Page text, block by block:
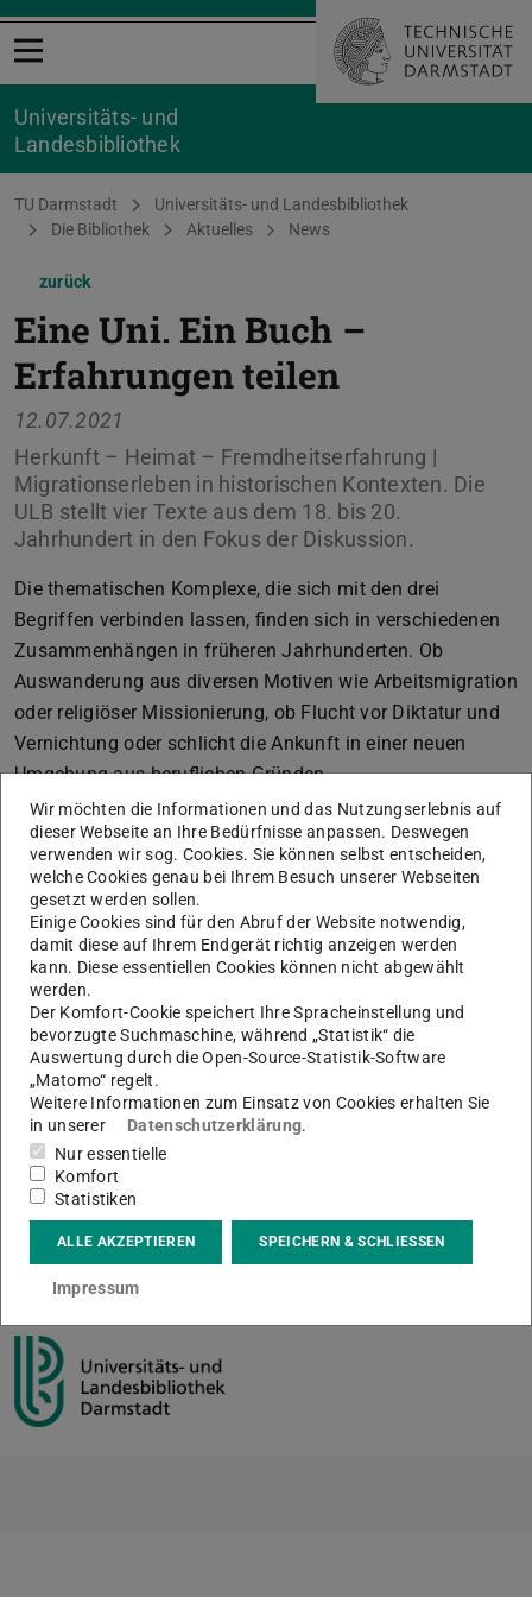
Menü öffnen
Universitäts- und
Landesbibliothek
Sie befinden sich hier:
TU Darmstadt
Universitäts- und Landesbibliothek
Die Bibliothek
Aktuelles News
zurück
Eine Uni. Ein Buch –
Erfahrungen teilen
12.07.2021
Herkunft – Heimat – Fremdheitserfahrung |
Migrationserleben in historischen Kontexten. Die
ULB stellt vier Texte aus dem 18. bis 20.
Jahrhundert in den Fokus der Diskussion.
Die thematischen Komplexe, die sich mit den drei
Begriffen verbinden lassen, finden sich in verschiedenen
Zusammenhängen in früheren Jahrhunderten. Ob
Auswanderung aus diversen Motiven wie Arbeitsmigration
oder religiöser Missionierung, ob Flucht vor Diktatur und
Vernichtung oder schlicht die Ankunft in einer neuen
Umgebung aus beruflichen Gründen.
Die historischen Dokumente, Berichte, Briefe und
Dichtungen, die die ULB aus ihren Sammlungen als
Beiträge zur Aktion „Eine Uni. Ein Buch.“ beisteuert,
möchten zur Spiegelung, Auseinandersetzung und
Diskussion mit dem ‚Leitroman‘ oder eigenen Erlebnissen
und Reflektionen anregen.
Mit der Präsentation der
vier unterschiedlichen Texte
über persönliche Erfahrungen mit dem Verlust der Heimat
und Konfrontation mit einer gänzlich neuen Umgebung
lädt die ULB alle Mitglieder der Universität ein, ihre
Gedanken, Kommentare, Notizen und kritischen
Anmerkungen zu den Texten mitzuteilen.
Wir möchten die Informationen und das Nutzungserlebnis auf
dieser Webseite an Ihre Bedürfnisse anpassen. Deswegen
verwenden wir sog. Cookies. Sie können selbst entscheiden,
welche Cookies genau bei Ihrem Besuch unserer Webseiten
gesetzt werden sollen.
Einige Cookies sind für den Abruf der Website notwendig,
damit diese auf Ihrem Endgerät richtig anzeigen werden
kann. Diese essentiellen Cookies können nicht abgewählt
werden.
Der Komfort-Cookie speichert Ihre Spracheinstellung und
bevorzugte Suchmaschine, während „Statistik“ die
Auswertung durch die Open-Source-Statistik-Software
„Matomo“ regelt.
Weitere Informationen zum Einsatz von Cookies erhalten Sie
in unserer
Datenschutzerklärung.
Nur essentielle
Komfort
Statistiken
ALLE AKZEPTIEREN SPEICHERN & SCHLIESSEN
Impressum